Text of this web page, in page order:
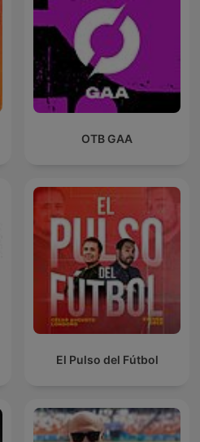
OTB GAA
El Pulso del Fútbol